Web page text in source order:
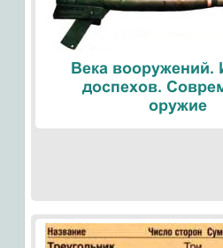
Века вооружений.
доспехов.
оружие